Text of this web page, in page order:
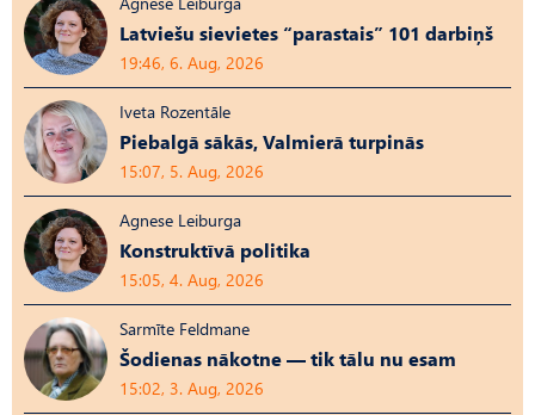
Latviešu sievietes “parastais” 101 darbiņš
19:46, 6. Aug, 2026
Iveta Rozentāle
Piebalgā sākās, Valmierā turpinās
15:07, 5. Aug, 2026
Agnese Leiburga
Konstruktīvā politika
15:05, 4. Aug, 2026
Sarmīte Feldmane
Šodienas nākotne — tik tālu nu esam
15:02, 3. Aug, 2026